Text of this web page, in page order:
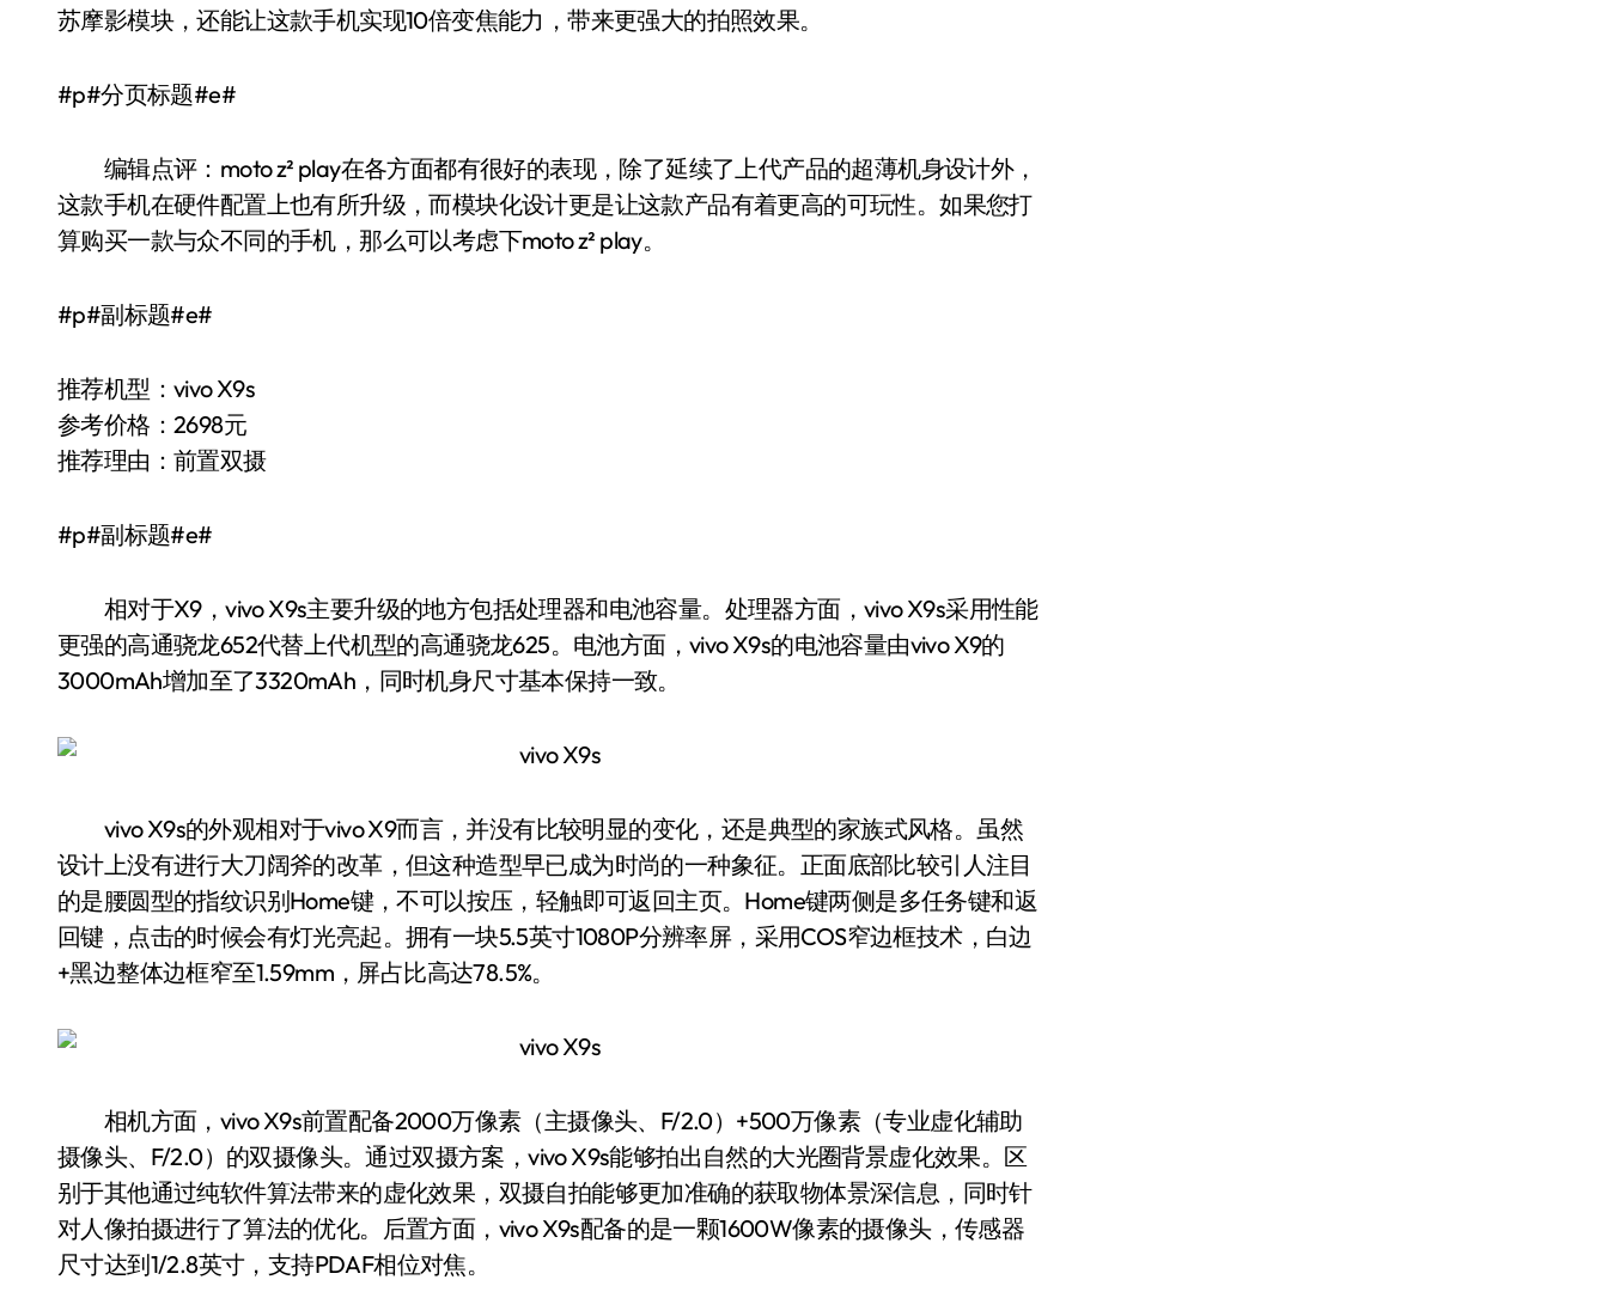
苏摩影模块，还能让这款手机实现10倍变焦能力，带来更强大的拍照效果。
#p#分页标题#e#
编辑点评：moto z² play在各方面都有很好的表现，除了延续了上代产品的超薄机身设计外，
这款手机在硬件配置上也有所升级，而模块化设计更是让这款产品有着更高的可玩性。如果您打
算购买一款与众不同的手机，那么可以考虑下moto z² play。
#p#副标题#e#
推荐机型：vivo X9s
参考价格：2698元
推荐理由：前置双摄
#p#副标题#e#
相对于X9，vivo X9s主要升级的地方包括处理器和电池容量。处理器方面，vivo X9s采用性能
更强的高通骁龙652代替上代机型的高通骁龙625。电池方面，vivo X9s的电池容量由vivo X9的
3000mAh增加至了3320mAh，同时机身尺寸基本保持一致。
vivo X9s的外观相对于vivo X9而言，并没有比较明显的变化，还是典型的家族式风格。虽然
设计上没有进行大刀阔斧的改革，但这种造型早已成为时尚的一种象征。正面底部比较引人注目
的是腰圆型的指纹识别Home键，不可以按压，轻触即可返回主页。Home键两侧是多任务键和返
回键，点击的时候会有灯光亮起。拥有一块5.5英寸1080P分辨率屏，采用COS窄边框技术，白边
+黑边整体边框窄至1.59mm，屏占比高达78.5%。
相机方面，vivo X9s前置配备2000万像素（主摄像头、F/2.0）+500万像素（专业虚化辅助
摄像头、F/2.0）的双摄像头。通过双摄方案，vivo X9s能够拍出自然的大光圈背景虚化效果。区
别于其他通过纯软件算法带来的虚化效果，双摄自拍能够更加准确的获取物体景深信息，同时针
对人像拍摄进行了算法的优化。后置方面，vivo X9s配备的是一颗1600W像素的摄像头，传感器
尺寸达到1/2.8英寸，支持PDAF相位对焦。